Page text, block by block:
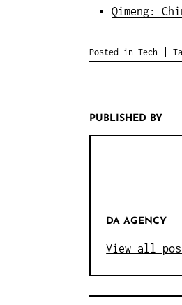
Qimeng:
Posted in Tech
PUBLISHED BY
DA AGENCY
View all